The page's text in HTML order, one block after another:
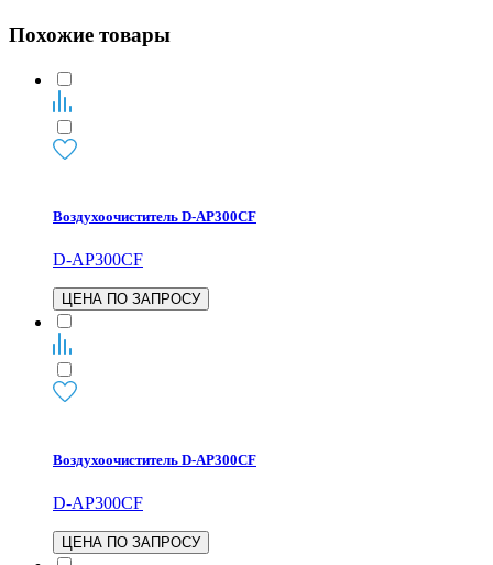
Похожие товары
Воздухоочиститель D-AP300CF
D-AP300CF
ЦЕНА ПО ЗАПРОСУ
Воздухоочиститель D-AP300CF
D-AP300CF
ЦЕНА ПО ЗАПРОСУ